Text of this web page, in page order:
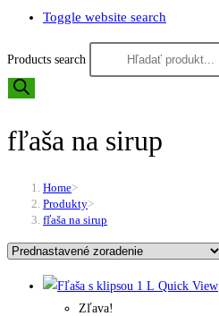
Toggle website search
Products search
fľaša na sirup
Home>
Produkty>
fľaša na sirup
Quick View
Zľava!